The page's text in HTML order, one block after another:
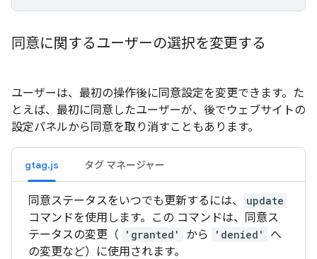
同意に関するユーザーの選択を変更する
ユーザーは、最初の操作後に同意設定を変更できます。た
とえば、最初に同意したユーザーが、後でウェブサイトの
設定パネルから同意を取り消すこともあります。
gtag.js タグ マネージャー
同意ステータスをいつでも更新するには、
update
コマンドを使用します。この コマンドは、同意ス
テータスの変更（
'granted' から 'denied'
へ
の変更など）に使用されます。